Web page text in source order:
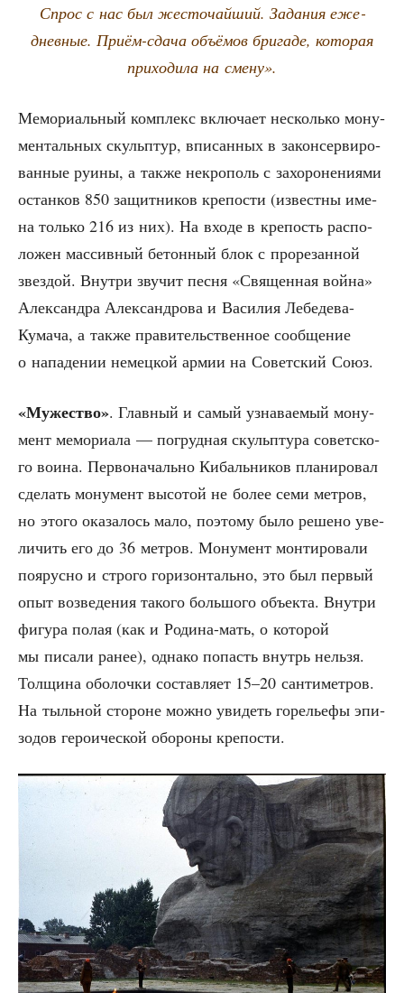
Спрос с нас был жесто­чай­ший. Зада­ния еже­
днев­ные. При­ём-сда­ча объ­ё­мов бри­га­де, кото­рая
при­хо­ди­ла на смену».
Мемо­ри­аль­ный ком­плекс вклю­ча­ет несколь­ко мону­
мен­таль­ных скульп­тур, впи­сан­ных в закон­сер­ви­ро­
ван­ные руи­ны, а так­же некро­поль с захо­ро­не­ни­я­ми
остан­ков 850 защит­ни­ков кре­по­сти (извест­ны име­
на толь­ко 216 из них). На вхо­де в кре­пость рас­по­
ло­жен мас­сив­ный бетон­ный блок с про­ре­зан­ной
звез­дой. Внут­ри зву­чит пес­ня «Свя­щен­ная вой­на»
Алек­сандра Алек­сан­дро­ва и Васи­лия Лебе­де­ва-
Кума­ча, а так­же пра­ви­тель­ствен­ное сооб­ще­ние
о напа­де­нии немец­кой армии на Совет­ский Союз.
«Муже­ство». Глав­ный и самый узна­ва­е­мый мону­
мент мемо­ри­а­ла — погруд­ная скульп­ту­ра совет­ско­
го вои­на. Пер­во­на­чаль­но Кибаль­ни­ков пла­ни­ро­вал
сде­лать мону­мент высо­той не более семи мет­ров,
но это­го ока­за­лось мало, поэто­му было реше­но уве­
ли­чить его до 36 мет­ров. Мону­мент мон­ти­ро­ва­ли
поярус­но и стро­го гори­зон­таль­но, это был пер­вый
опыт воз­ве­де­ния тако­го боль­шо­го объ­ек­та. Внут­ри
фигу­ра полая (как и Роди­на-мать, о кото­рой
мы писа­ли ранее), одна­ко попасть внутрь нель­зя.
Тол­щи­на обо­лоч­ки состав­ля­ет 15–20 сан­ти­мет­ров.
На тыль­ной сто­роне мож­но уви­деть горе­лье­фы эпи­
зо­дов геро­и­че­ской обо­ро­ны крепости.